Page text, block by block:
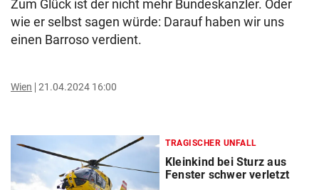
Zum Glück ist der nicht mehr Bundeskanzler. Oder
wie er selbst sagen würde: Darauf haben wir uns
einen Barroso verdient.
Wien 21.04.2024 16:00
TRAGISCHER UNFALL
Kleinkind bei Sturz aus
Fenster schwer verletzt